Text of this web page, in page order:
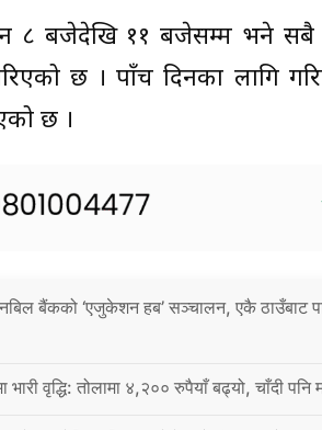
८ बजेदेखि ११ बजेसम्म भने सबै
छ । पाँच दिनका लागि
छ ।
नबिल बैंकको ‘एजुकेशन हब’ सञ्चालन, एकै ठाउँबाट
वृद्धि: तोलामा ४,२०० रुपैयाँ बढ्यो, चाँदी पनि